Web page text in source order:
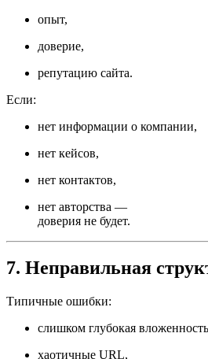
опыт,
доверие,
репутацию сайта.
Если:
нет информации о компании,
нет кейсов,
нет контактов,
нет авторства —
доверия не будет.
7. Неправильная
Типичные ошибки:
слишком глубокая
хаотичные URL,